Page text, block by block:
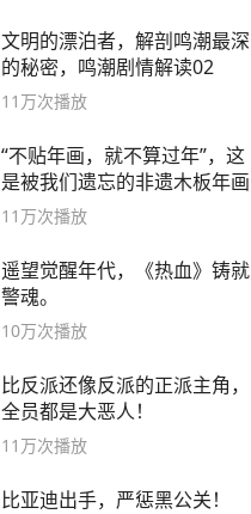
文明的漂泊者，解剖鸣潮最深
的秘密，鸣潮剧情解读02
11万次播放
“不贴年画，就不算过年”，这
是被我们遗忘的非遗木板年画
11万次播放
遥望觉醒年代，《热血》铸就
警魂。
10万次播放
比反派还像反派的正派主角，
全员都是大恶人！
11万次播放
比亚迪出手，严惩黑公关！